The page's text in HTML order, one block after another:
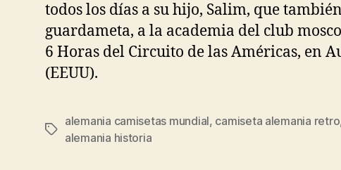
todos los días a su hijo, Salim, que
guardameta, a la academia del club
6 Horas del Circuito de las Américas, en
(EEUU).
Etiquetas
alemania camisetas mundial, camiseta alemania retro
alemania historia